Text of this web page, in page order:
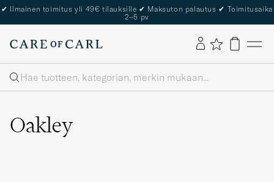
✔ Ilmainen toimitus yli 49€ tilauksille ✔ Maksuton palautus ✔ Toimitusaika
2–5 pv
Haku
Oakley